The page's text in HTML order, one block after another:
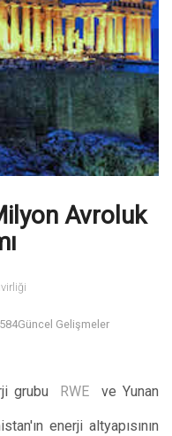
Avroluk
584Güncel Gelişmeler
grubu RWE ve Yunan
enerji altyapısının